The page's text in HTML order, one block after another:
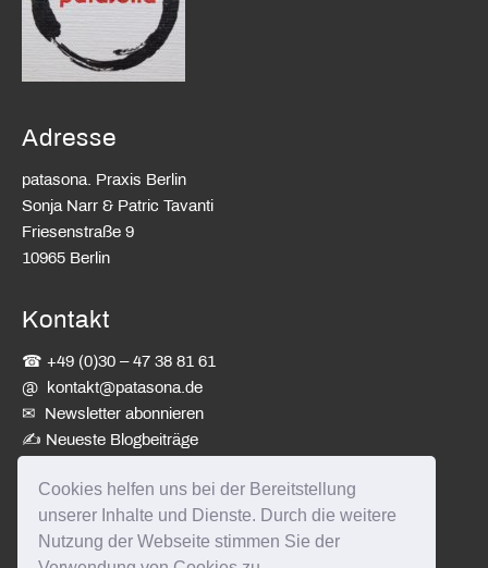
Cookies helfen uns bei der Bereitstellung
unserer Inhalte und Dienste. Durch die weitere
Nutzung der Webseite stimmen Sie der
Adresse
patasona. Praxis Berlin
Sonja Narr & Patric Tavanti
Friesenstraße 9
10965 Berlin
Kontakt
☎ +49 (0)30 – 47 38 81 61
@
kontakt@patasona.de
✉ Newsletter abonnieren
✍ Neueste Blogbeiträge
patasona
Datenschutzerklärung